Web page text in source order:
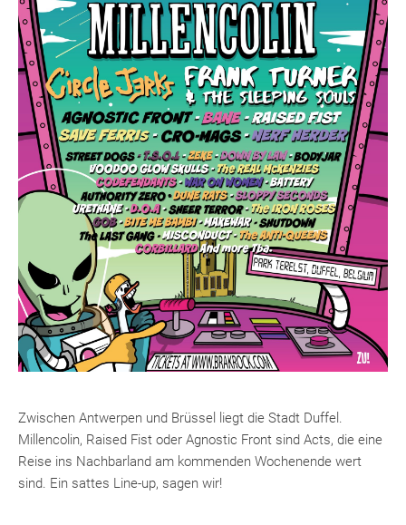
Zwischen Antwerpen und Brüssel liegt die Stadt Duffel.
Millencolin, Raised Fist oder Agnostic Front sind Acts, die eine
Reise ins Nachbarland am kommenden Wochenende wert
sind. Ein sattes Line-up, sagen wir!